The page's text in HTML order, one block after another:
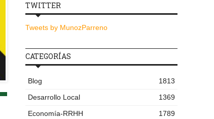
TWITTER
Tweets by MunozParreno
CATEGORÍAS
Blog
1813
Desarrollo Local
1369
Economía-RRHH
1789